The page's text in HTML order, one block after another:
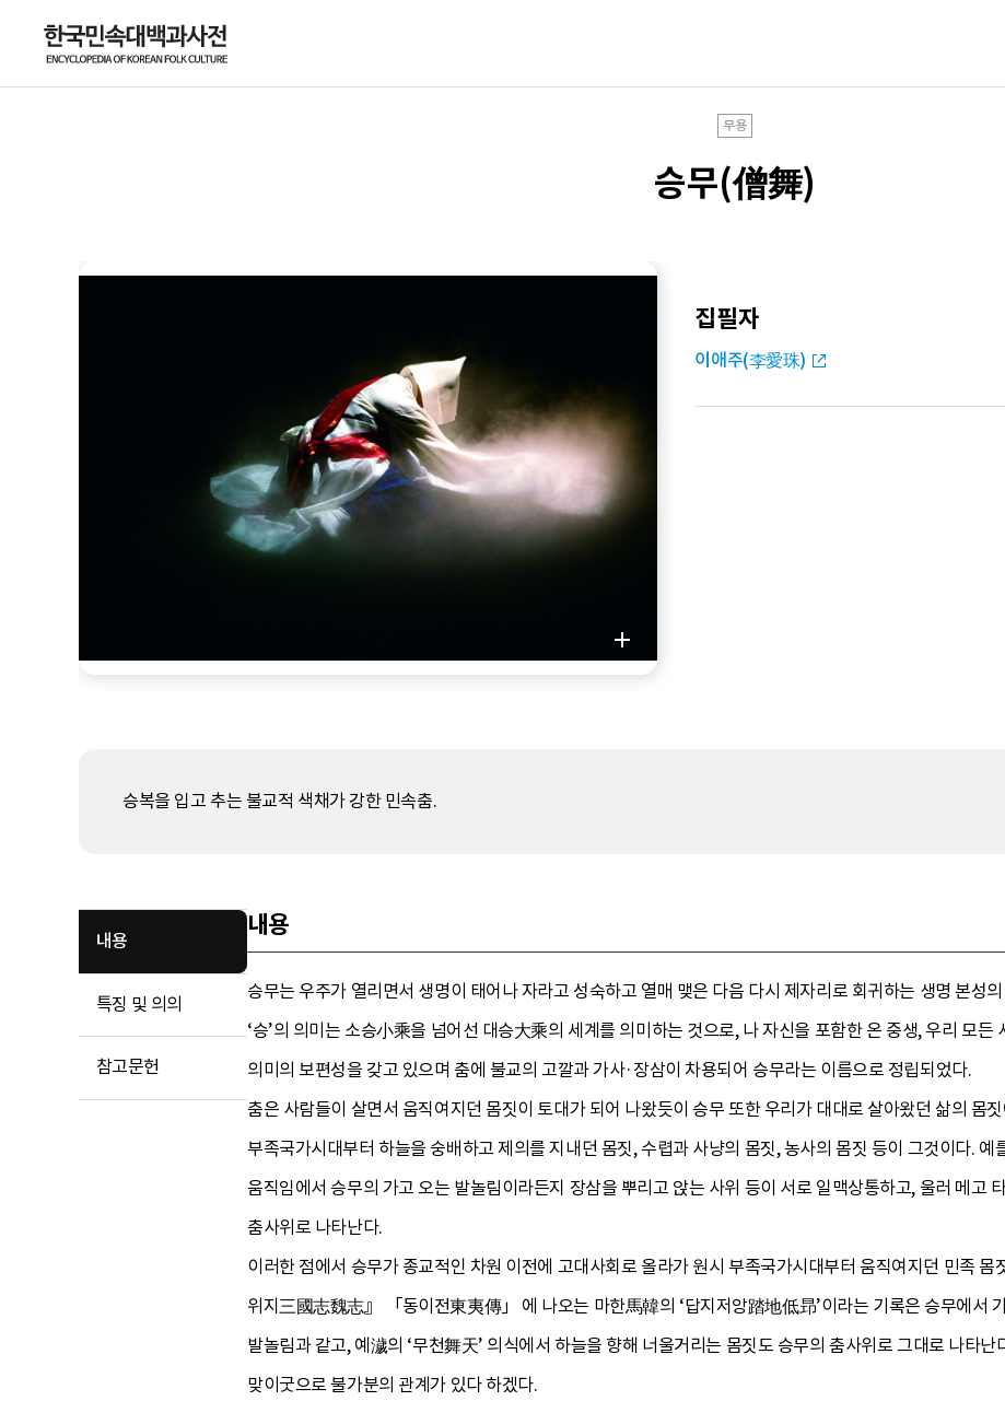
무용
승무(僧舞)
집필자
이애주(李愛珠)
승복을 입고 추는 불교적 색채가 강한 민속춤.
내용
특징 및 의의
참고문헌
내용
승무는 우주가 열리면서 생명이 태어나 자라고 성숙하고 열매 맺은 다음 다시 제자리로 회귀하는 생명 본성
‘승’의 의미는 소승小乘을 넘어선 대승大乘의 세계를 의미하는 것으로, 나 자신을 포함한 온 중생, 우리 모
의미의 보편성을 갖고 있으며 춤에 불교의 고깔과 가사·장삼이 차용되어 승무라는 이름으로 정립되었다.
춤은 사람들이 살면서 움직여지던 몸짓이 토대가 되어 나왔듯이 승무 또한 우리가 대대로 살아왔던 삶의 몸
부족국가시대부터 하늘을 숭배하고 제의를 지내던 몸짓, 수렵과 사냥의 몸짓, 농사의 몸짓 등이 그것이다.
움직임에서 승무의 가고 오는 발놀림이라든지 장삼을 뿌리고 앉는 사위 등이 서로 일맥상통하고, 울러 메고
춤사위로 나타난다.
이러한 점에서 승무가 종교적인 차원 이전에 고대사회로 올라가 원시 부족국가시대부터 움직여지던 민족 몸
위지三國志魏志』 「동이전東夷傳」 에 나오는 마한馬韓의 ‘답지저앙踏地低昻’이라는 기록은 승무에서
발놀림과 같고, 예濊의 ‘무천舞天’ 의식에서 하늘을 향해 너울거리는 몸짓도 승무의 춤사위로 그대로 나타
맞이굿으로 불가분의 관계가 있다 하겠다.